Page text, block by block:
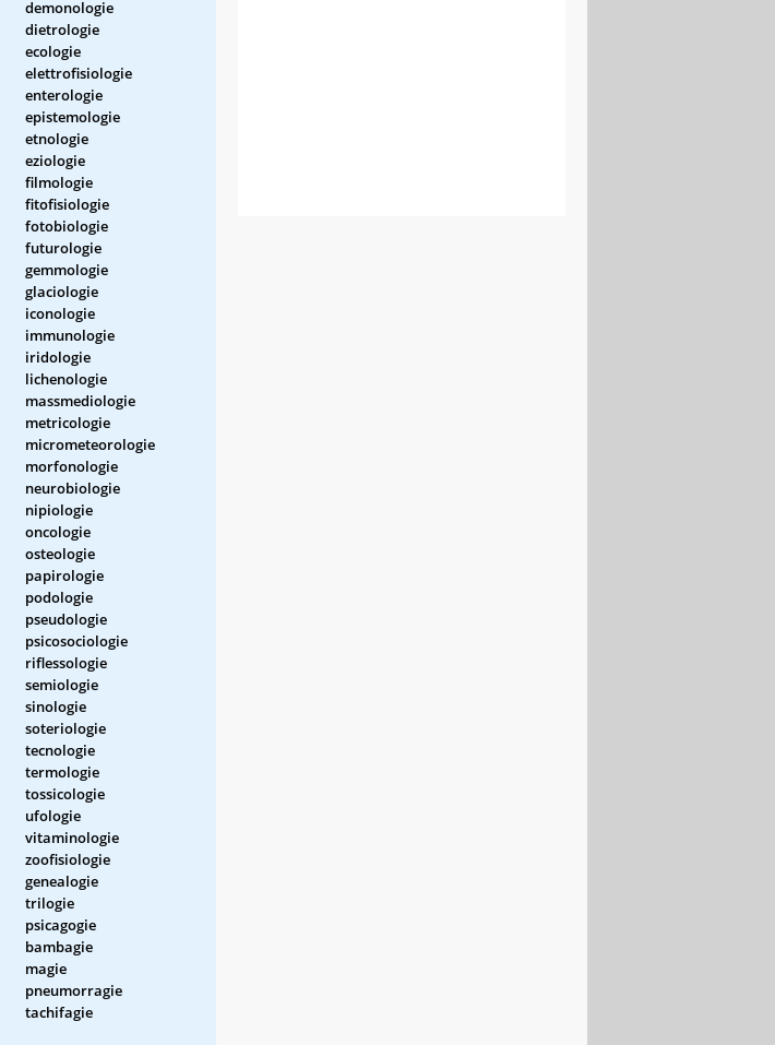
demonologie
dietrologie
ecologie
elettrofisiologie
enterologie
epistemologie
etnologie
eziologie
filmologie
fitofisiologie
fotobiologie
futurologie
gemmologie
glaciologie
iconologie
immunologie
iridologie
lichenologie
massmediologie
metricologie
micrometeorologie
morfonologie
neurobiologie
nipiologie
oncologie
osteologie
papirologie
podologie
pseudologie
psicosociologie
riflessologie
semiologie
sinologie
soteriologie
tecnologie
termologie
tossicologie
ufologie
vitaminologie
zoofisiologie
genealogie
trilogie
psicagogie
bambagie
magie
pneumorragie
tachifagie